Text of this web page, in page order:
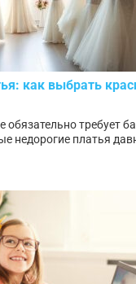
как выбрать
требует
недорогие платья